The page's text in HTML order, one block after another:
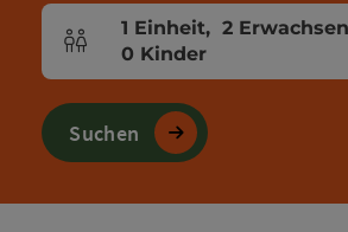
Einheitenanzahl und Personenfelder
1 Einheit, 2
0 Kinder
Suchen